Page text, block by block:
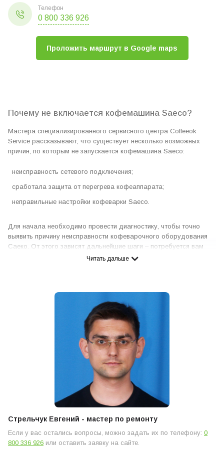
Телефон
0 800 336 926
Проложить маршрут в Google maps
Почему не включается кофемашина Saeco?
Мастера специализированного сервисного центра Coffeeok
Service рассказывают, что существует несколько возможных
причин, по которым не запускается кофемашина Saeco:
неисправность сетевого подключения;
сработала защита от перегрева кофеаппарата;
неправильные настройки кофеварки Saeco.
Для начала необходимо провести диагностику, чтобы точно
выявить причину неисправности кофеварочного оборудования
Саеко. От этого зависят дальнейшие шаги – потребуется вам
ремонт или достаточно ограничиться сервисом и техническим
Читать дальше
Стрельчук Евгений - мастер по ремонту
Если у вас остались вопросы, можно задать их по телефону: 0
800 336 926 или оставить заявку на сайте.